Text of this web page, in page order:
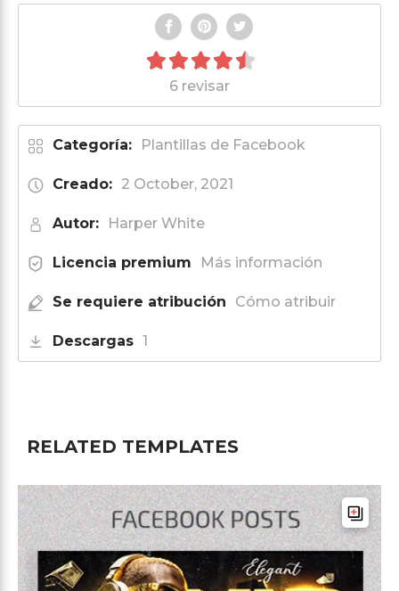
6 revisar
Categoría: Plantillas de Facebook
Creado: 2 October, 2021
Autor: Harper White
Licencia premium Más información
Se requiere atribución Cómo atribuir
Descargas 1
RELATED TEMPLATES